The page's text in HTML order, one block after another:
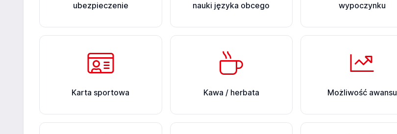
ubezpieczenie
nauki języka obcego
wypoczynku
Karta sportowa Kawa / herbata Możliwość awansu